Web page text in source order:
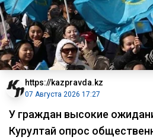
https://kazpravda.kz
07 Августа 2026 17:27
У граждан высокие
Курултай опрос